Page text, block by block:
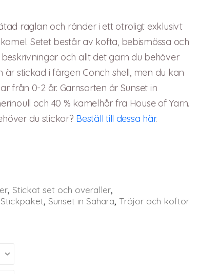
raglan och ränder i ett otroligt exklusivt
Setet består av kofta, bebismössa och
och allt det garn du behöver
stickad i färgen Conch shell, men du kan
från 0-2 år. Garnsorten är Sunset in
och 40 % kamelhår fra House of Yarn.
du stickor? Beställ till dessa här.
, Stickat set och overaller,
Stickpaket, Sunset in Sahara, Tröjor och koftor